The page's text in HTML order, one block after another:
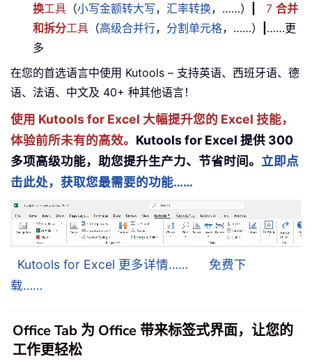
换工具 （小写金额转大写， 汇率转换，……） 7 合并
和拆分工具 （高级合并行， 分割单元格，……）
……更
多
在您的首选语言中使用 Kutools – 支持英语、西班牙语、德
语、法语、中文及 40+ 种其他语言！
使用 Kutools for Excel 大幅提升您的 Excel 技能，
体验前所未有的高效。 Kutools for Excel 提供 300
多项高级功能，助您提升生产力、节省时间。 立即点
击此处，获取您最需要的功能……
Kutools for Excel 更多详情……
免费下
载……
Office Tab 为 Office 带来标签式界面，让您的
工作更轻松